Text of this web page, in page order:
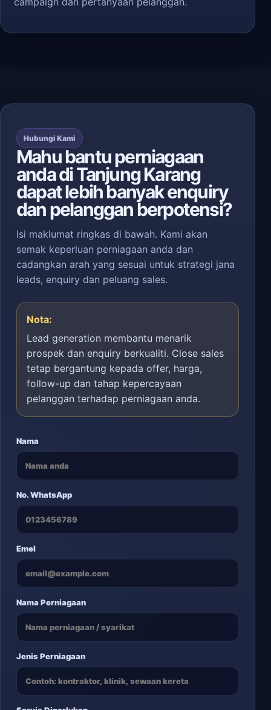
Hubungi Kami
Mahu bantu perniagaan
anda di Tanjung Karang
dapat lebih banyak enquiry
dan pelanggan berpotensi?
Isi maklumat ringkas di bawah. Kami akan
semak keperluan perniagaan anda dan
cadangkan arah yang sesuai untuk strategi jana
leads, enquiry dan peluang sales.
Nota:
Lead generation membantu menarik
prospek dan enquiry berkualiti. Close sales
tetap bergantung kepada offer, harga,
follow-up dan tahap kepercayaan
pelanggan terhadap perniagaan anda.
Nama
No. WhatsApp
Emel
Nama Perniagaan
Jenis Perniagaan